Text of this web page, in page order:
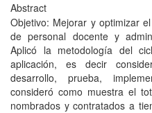
Abstract
Objetivo: Mejorar y optimizar
de personal docente y
Aplicó la metodología del
aplicación, es decir
desarrollo, prueba,
consideró como muestra el
nombrados y contratados a